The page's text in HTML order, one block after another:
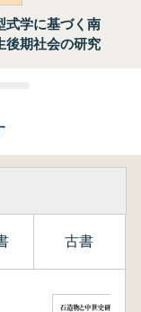
式学に基づく南
後期社会の研究
古書